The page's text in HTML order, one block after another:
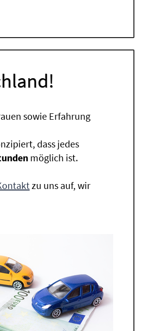
sowie Erfahrung
dass jedes
möglich ist.
zu uns auf, wir